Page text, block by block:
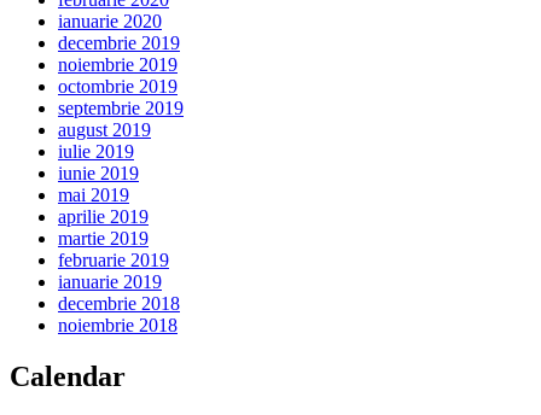
ianuarie 2020
decembrie 2019
noiembrie 2019
octombrie 2019
septembrie 2019
august 2019
iulie 2019
iunie 2019
mai 2019
aprilie 2019
martie 2019
februarie 2019
ianuarie 2019
decembrie 2018
noiembrie 2018
Calendar